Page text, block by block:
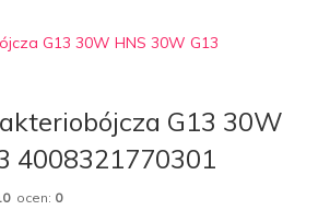
G13 30W HNS 30W G13
G13 30W
4008321770301
ocen: 0